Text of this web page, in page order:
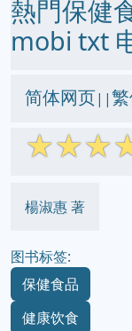
熱門保健
mobi txt
简体网页||
☆☆☆
楊淑惠 著
图书标签:
保健食品
健康饮食